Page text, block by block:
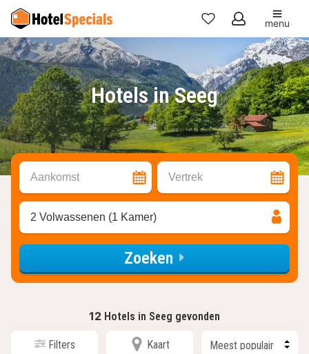
Mijn
favorieten
menu
Hotels in Seeg
Aankomst Vertrek
2 Volwassenen (1 Kamer)
Zoeken
12 Hotels in Seeg gevonden
Filters Kaart